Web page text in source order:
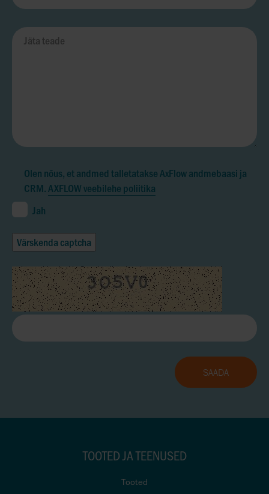
Olen nõus, et andmed talletatakse AxFlow andmebaasi ja
CRM.AXFLOW veebilehe poliitika
Jah
Värskenda captcha
TOOTED JA TEENUSED
Tooted